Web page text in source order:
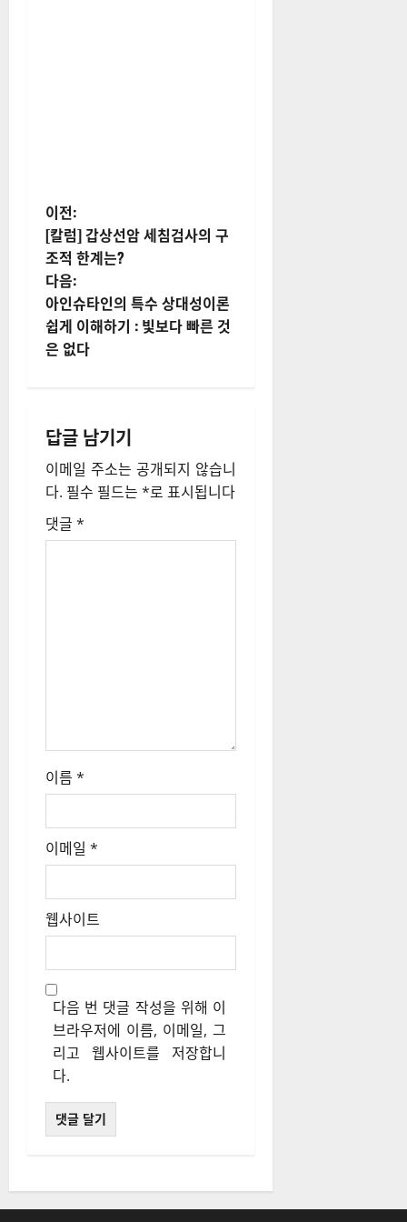
게
시
물
내
이
션
이전:
[칼럼] 갑상선암 세침검사의 구
조적 한계는?
다음:
아인슈타인의 특수 상대성이론
쉽게 이해하기 : 빛보다 빠른 것
은 없다
답글 남기기
이메일 주소는 공개되지 않습니
다. 필수 필드는 *로 표시됩니다
댓글 *
이름 *
이메일 *
웹사이트
다음 번 댓글 작성을 위해 이
브라우저에 이름, 이메일, 그
리고 웹사이트를 저장합니
다.